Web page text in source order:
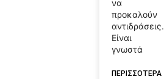
να
προκαλούν
αντιδράσεις.
Είναι
γνωστά
ΠΕΡΙΣΣΟΤΕΡΑ